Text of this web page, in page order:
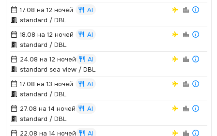
17.08 на 12 ночей
AI
standard / DBL
18.08 на 12 ночей
AI
standard / DBL
24.08 на 12 ночей
AI
standard sea view / DBL
17.08 на 13 ночей
AI
standard / DBL
27.08 на 14 ночей
AI
standard / DBL
22.08 на 14 ночей
AI